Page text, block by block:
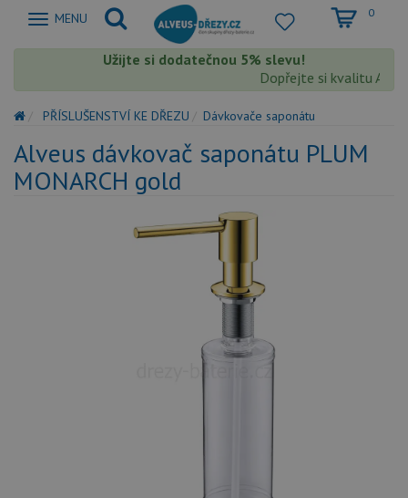
Zobrazit
MENU 0
Užijte si dodatečnou 5% slevu!
Dopřejte si kvalitu
PŘÍSLUŠENSTVÍ KE DŘEZU Dávkovače saponátu
Alveus dávkovač saponátu PLUM
MONARCH gold